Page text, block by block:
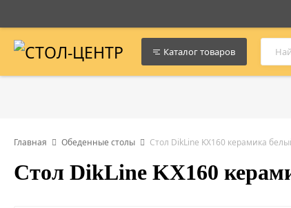
Каталог товаров
Главная Обеденные столы Стол DikLine KX160 керамика
Стол DikLine KX160